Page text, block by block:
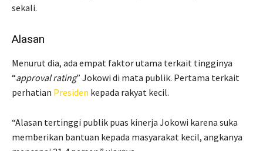
sekali.
Alasan
Menurut dia, ada empat faktor utama terkait tingginya
“approval rating” Jokowi di mata publik. Pertama terkait
perhatian Presiden kepada rakyat kecil.
“Alasan tertinggi publik puas kinerja Jokowi karena suka
memberikan bantuan kepada masyarakat kecil, angkanya